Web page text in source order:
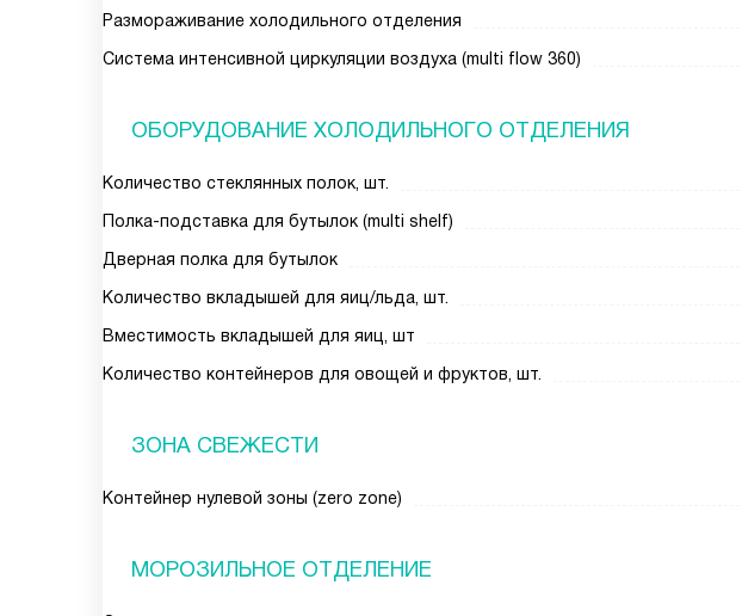
Размораживание холодильного отделения
Система интенсивной циркуляции воздуха (multi flow 360)
ОБОРУДОВАНИЕ ХОЛОДИЛЬНОГО ОТДЕЛЕНИЯ
Количество стеклянных полок, шт.
Полка-подставка для бутылок (multi shelf)
Дверная полка для бутылок
Количество вкладышей для яиц/льда, шт.
Вместимость вкладышей для яиц, шт
Количество контейнеров для овощей и фруктов, шт.
ЗОНА СВЕЖЕСТИ
Контейнер нулевой зоны (zero zone)
МОРОЗИЛЬНОЕ ОТДЕЛЕНИЕ